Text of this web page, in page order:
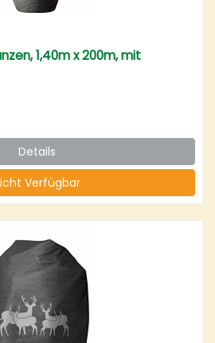
1,40m x 200m, mit
Details
Verfügbar